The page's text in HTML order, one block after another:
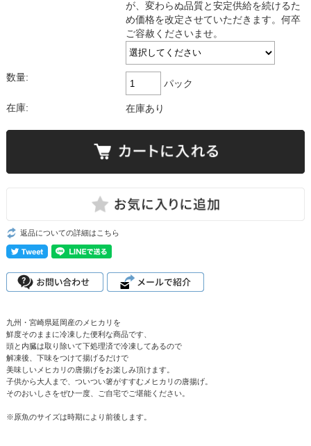
が、変わらぬ品質と安定供給を続けるた
め価格を改定させていただきます。何卒
ご容赦くださいませ。
数量:
パック
在庫: 在庫あり
返品についての詳細はこちら
九州・宮崎県延岡産のメヒカリを
鮮度そのままに冷凍した便利な商品です、
頭と内臓は取り除いて下処理済で冷凍してあるので
解凍後、下味をつけて揚げるだけで
美味しいメヒカリの唐揚げをお楽しみ頂けます。
子供から大人まで、ついつい箸がすすむメヒカリの唐揚げ。
そのおいしさをぜひ一度、ご自宅でご堪能ください。
※原魚のサイズは時期により前後します。